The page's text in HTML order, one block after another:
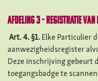
Afdeling 3 - Registratie van
Art. 4. §1. Elke Particulier
aanwezigheidsregister
Deze inschrijving gebeurt
toegangsbadge te